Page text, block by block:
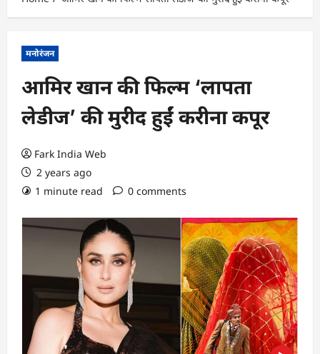
मनोरंजन
आमिर खान की फिल्म ‘लापता
लेडीज’ की मुरीद हुईं करीना कपूर
Fark India Web
2 years ago
1 minute read
0 comments